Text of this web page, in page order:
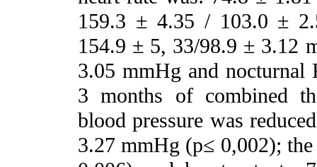
159.3 ± 4.35 / 103.0 ±
154.9 ± 5, 33/98.9 ± 3.12
3.05 mmHg and
3 months of combined
blood pressure was
3.27 mmHg (p≤ 0,002);